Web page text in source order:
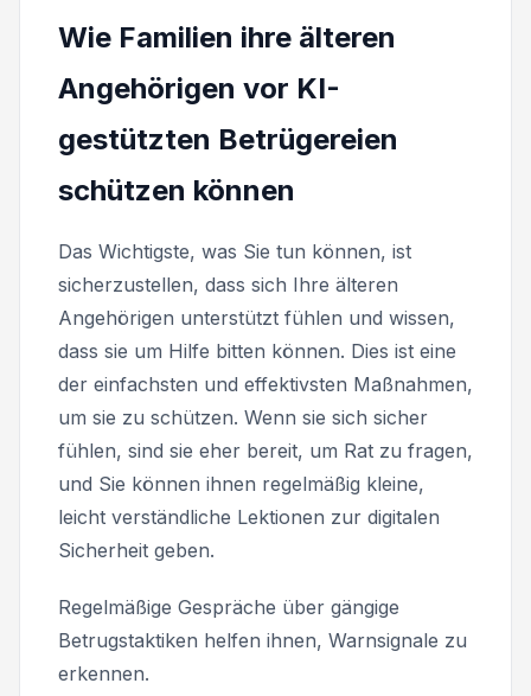
Wie Familien ihre älteren
Angehörigen vor KI-
gestützten Betrügereien
schützen können
Das Wichtigste, was Sie tun können, ist
sicherzustellen, dass sich Ihre älteren
Angehörigen unterstützt fühlen und wissen,
dass sie um Hilfe bitten können. Dies ist eine
der einfachsten und effektivsten Maßnahmen,
um sie zu schützen. Wenn sie sich sicher
fühlen, sind sie eher bereit, um Rat zu fragen,
und Sie können ihnen regelmäßig kleine,
leicht verständliche Lektionen zur digitalen
Sicherheit geben.
Regelmäßige Gespräche über gängige
Betrugstaktiken helfen ihnen, Warnsignale zu
erkennen.